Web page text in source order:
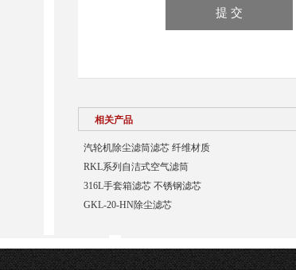
相关产品
汽轮机除尘滤筒滤芯 纤维材质
RKL系列自洁式空气滤筒
316L手套箱滤芯 不锈钢滤芯
GKL-20-HN除尘滤芯